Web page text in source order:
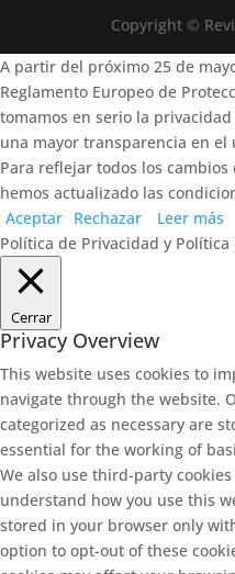
Copyright ©
A partir del próximo 25 de
Reglamento Europeo de
tomamos en serio la
una mayor transparencia en el
Para reflejar todos los
hemos actualizado las
Aceptar Rechazar
Leer más
Política de Privacidad y Política
Cerrar
Privacy Overview
This website uses cookies to
navigate through the website.
categorized as necessary are
essential for the working of
We also use third-party
understand how you use this
stored in your browser only
option to opt-out of these